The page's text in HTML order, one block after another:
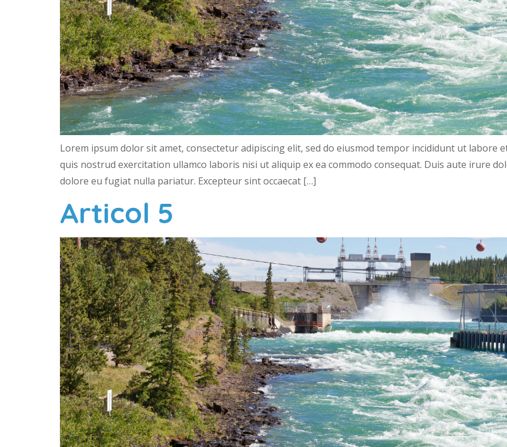
Lorem ipsum dolor sit amet, consectetur adipiscing elit, sed do eiusmod tempor incididunt ut labore
quis nostrud exercitation ullamco laboris nisi ut aliquip ex ea commodo consequat. Duis aute irure
dolore eu fugiat nulla pariatur. Excepteur sint occaecat […]
Articol 5